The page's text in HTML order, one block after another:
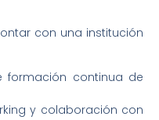
con una institución
formación continua de
y colaboración con